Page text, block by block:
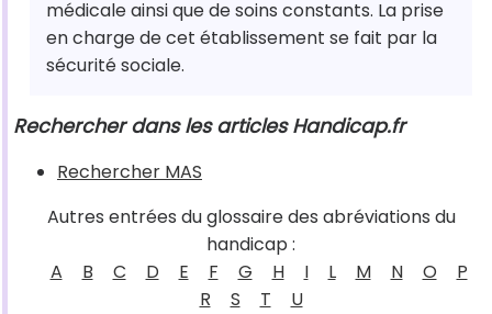
médicale ainsi que de soins constants. La prise
en charge de cet établissement se fait par la
sécurité sociale.
Rechercher dans les articles Handicap.fr
Rechercher MAS
Autres entrées du glossaire des abréviations du
handicap :
A
B C D E F G H I L M N O
P
R
S T U